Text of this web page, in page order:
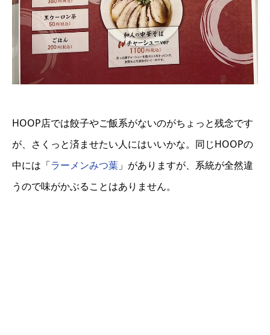
HOOP店では餃子やご飯系がないのがちょっと残念です
が、さくっと済ませたい人にはいいかな。同じHOOPの
中には「ラーメンみつ葉 」がありますが、系統が全然違
うので味がかぶることはありません。